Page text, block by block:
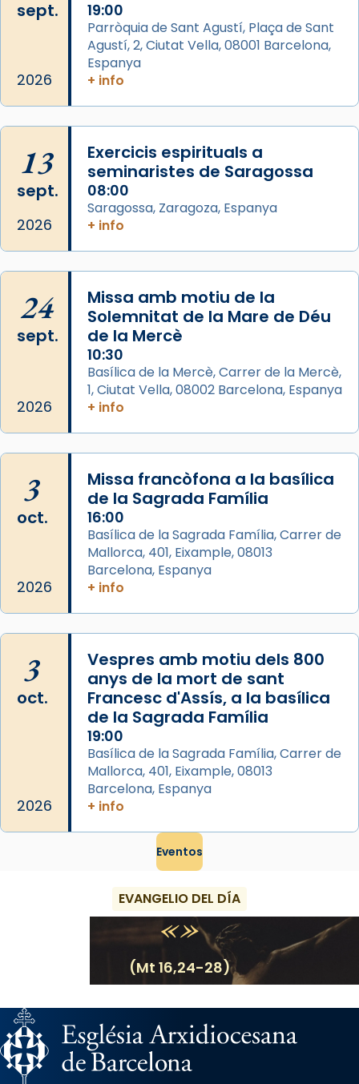
Aquest dilluns, 27 de juliol, ha tingut lloc la
missa d’acció de gràcies en agraïment al
comitè organitzador de la visita apostòlica
del Sant Pare Lleó XIV a Barcelona, i als
L’arquebisbe de Barcelona, el cardenal Joan
Josep Omella, ha presidit la missa i l’ha
concelebrat el bisbe auxiliar de Barcelona,
Mons. David Abadías.
📸 Dr. G. Simón
Foto
Arquebisbat de Barcelona
2 weeks ago
Memòria de les santes Juliana i
Semproniana, verges i màrtirs.
Acompanyant la història de sant Cugat, a
partir de l’Edat Mitjana sorgeix la tradició
que les santes Juliana (“relatiu a Júlia”) i
Semproniana (“relatiu a Semprònia =
eterna”) són deixebles seves. I l’any 1667, el
frare Joan Gaspar Roig, afirma en una obra
que les santes són filles de l’antiga Iluro.
Mataró en reivindicarà les relíq
Foto
sept.
2026
19:00
Parròquia de Sant Agustí, Plaça de Sant
Agustí, 2, Ciutat Vella, 08001 Barcelona,
Espanya
+ info
13
sept.
2026
Exercicis espirituals a
seminaristes de Saragossa
08:00
Saragossa, Zaragoza, Espanya
+ info
24
sept.
2026
Missa amb motiu de la
Solemnitat de la Mare de Déu
de la Mercè
10:30
Basílica de la Mercè, Carrer de la Mercè,
1, Ciutat Vella, 08002 Barcelona, Espanya
+ info
3
oct.
2026
Missa francòfona a la basílica
de la Sagrada Família
16:00
Basílica de la Sagrada Família, Carrer de
Mallorca, 401, Eixample, 08013
Barcelona, Espanya
+ info
3
oct.
2026
Vespres amb motiu dels 800
anys de la mort de sant
Francesc d'Assís, a la basílica
de la Sagrada Família
19:00
Basílica de la Sagrada Família, Carrer de
Mallorca, 401, Eixample, 08013
Barcelona, Espanya
+ info
Eventos
EVANGELIO DEL DÍA
(Mt 16,24-28)